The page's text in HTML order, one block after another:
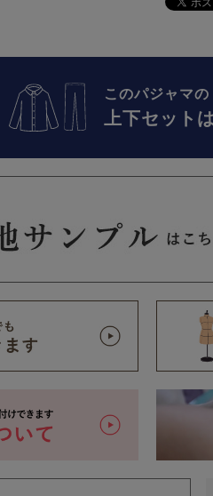
このパジャマの
上下セット